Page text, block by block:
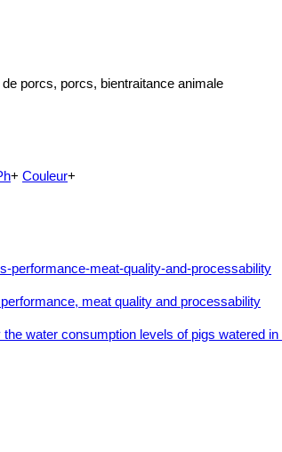
porcs, porcs, bientraitance animale
+ Couleur+
meat quality and processability
water consumption levels of pigs watered